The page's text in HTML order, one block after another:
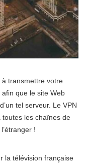
à transmettre votre
que le site Web
tel serveur. Le VPN
toutes les chaînes de
!
la télévision française